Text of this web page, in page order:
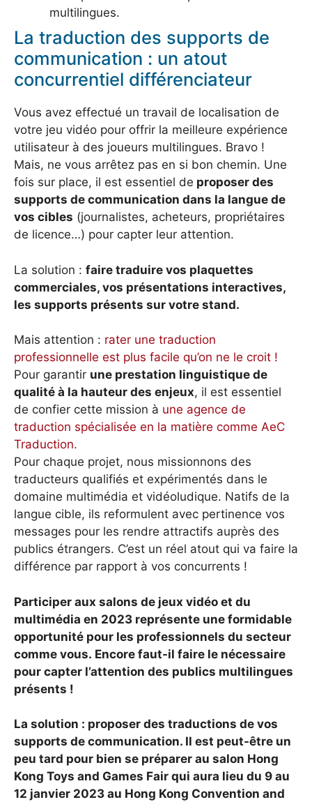
multilingues.
La traduction des supports de
communication : un atout
concurrentiel différenciateur
Vous avez effectué un travail de localisation de
votre jeu vidéo pour offrir la meilleure expérience
utilisateur à des joueurs multilingues. Bravo !
Mais, ne vous arrêtez pas en si bon chemin. Une
fois sur place, il est essentiel de proposer des
supports de communication dans la langue de
vos cibles (journalistes, acheteurs, propriétaires
de licence…) pour capter leur attention.
La solution : faire traduire vos plaquettes
commerciales, vos présentations interactives,
les supports présents sur votre stand.
Mais attention : rater une traduction
professionnelle est plus facile qu’on ne le croit !
Pour garantir une prestation linguistique de
qualité à la hauteur des enjeux, il est essentiel
de confier cette mission à une agence de
traduction spécialisée en la matière comme AeC
Traduction.
Pour chaque projet, nous missionnons des
traducteurs qualifiés et expérimentés dans le
domaine multimédia et vidéoludique. Natifs de la
langue cible, ils reformulent avec pertinence vos
messages pour les rendre attractifs auprès des
publics étrangers. C’est un réel atout qui va faire la
différence par rapport à vos concurrents !
Participer aux salons de jeux vidéo et du
multimédia en 2023 représente une formidable
opportunité pour les professionnels du secteur
comme vous. Encore faut-il faire le nécessaire
pour capter l’attention des publics multilingues
présents !
La solution : proposer des traductions de vos
supports de communication. Il est peut-être un
peu tard pour bien se préparer au salon Hong
Kong Toys and Games Fair qui aura lieu du 9 au
12 janvier 2023 au Hong Kong Convention and